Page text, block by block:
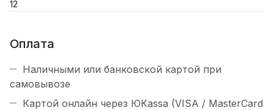
12
Оплата
Наличными или банковской картой при
самовывозе
Картой онлайн через ЮKassa (VISA / MasterCard